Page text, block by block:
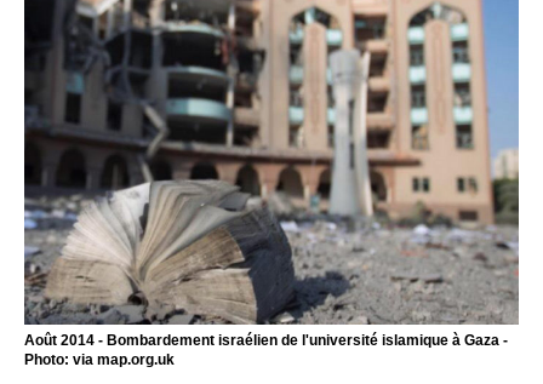
Août 2014 - Bombardement israélien de l'université islamique à Gaza -
Photo: via map.org.uk